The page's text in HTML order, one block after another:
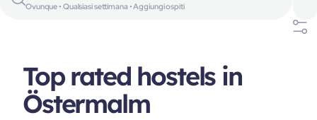
Ovunque • Qualsiasi settimana • Aggiungi ospiti
Top rated hostels in
Östermalm